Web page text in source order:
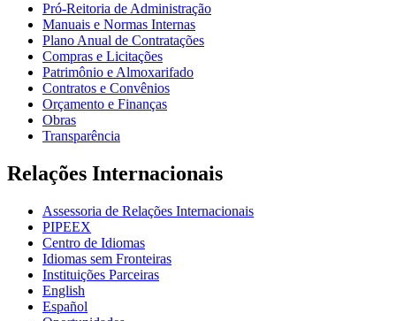
Pró-Reitoria de Administração
Manuais e Normas Internas
Plano Anual de Contratações
Compras e Licitações
Patrimônio e Almoxarifado
Contratos e Convênios
Orçamento e Finanças
Obras
Transparência
Relações Internacionais
Assessoria de Relações Internacionais
PIPEEX
Centro de Idiomas
Idiomas sem Fronteiras
Instituições Parceiras
English
Español